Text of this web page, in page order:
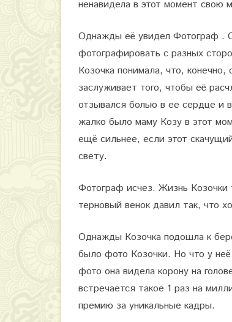
ненавидела в этот момент свою
Однажды её увидел Фотограф .
фотографировать с разных
Козочка понимала, что,
заслуживает того, чтобы её
отзывался болью в ее сердце и
жалко было маму Козу в этот
ещё сильнее, если этот
свету.
Фотограф исчез. Жизнь
терновый венок давил так, что
Однажды Козочка подошла к
было фото Козочки. Но что у
фото она видела корону на
встречается такое 1 раз на
премию за уникальные кадры.